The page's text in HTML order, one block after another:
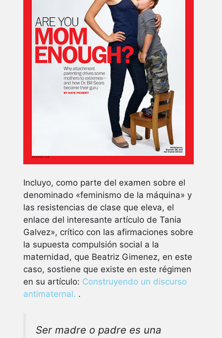
Incluyo, como parte del examen sobre el
denominado «feminismo de la máquina» y
las resistencias de clase que eleva, el
enlace del interesante artículo de Tania
Galvez», crítico con las afirmaciones sobre
la supuesta compulsión social a la
maternidad, que Beatriz Gimenez, en este
caso, sostiene que existe en este régimen
en su artículo: Construyendo un discurso
antimaternal. .
Ser madre o padre es una